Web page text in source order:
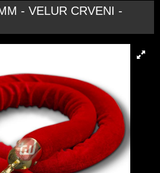
- VELUR CRVENI -